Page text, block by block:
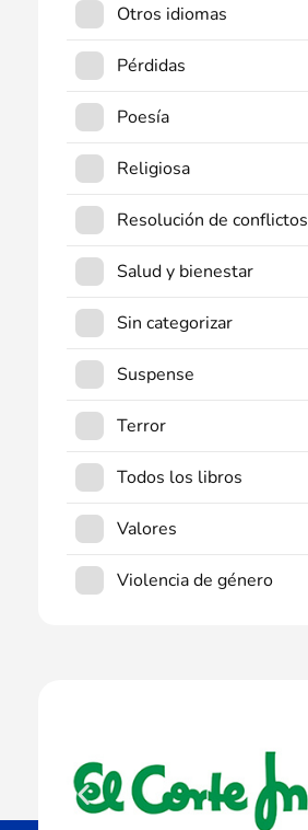
Otros idiomas
Pérdidas
Poesía
Religiosa
Resolución de conflictos
Salud y bienestar
Sin categorizar
Suspense
Terror
Todos los libros
Valores
Violencia de género